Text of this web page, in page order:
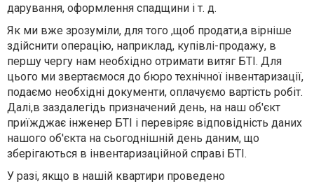
дарування, оформлення спадщини і т. д.
Як ми вже зрозуміли, для того ,щоб продати,а вірніше
здійснити операцію, наприклад, купівлі-продажу, в
першу чергу нам необхідно отримати витяг БТІ. Для
цього ми звертаємося до бюро технічної інвентаризації,
подаємо необхідні документи, оплачуємо вартість робіт.
Далі,в заздалегідь призначений день, на наш об'єкт
приїжджає інженер БТІ і перевіряє відповідність даних
нашого об'єкта на сьогоднішній день даним, що
зберігаються в інвентаризаційной справі БТІ.
У разі, якщо в нашій квартири проведено